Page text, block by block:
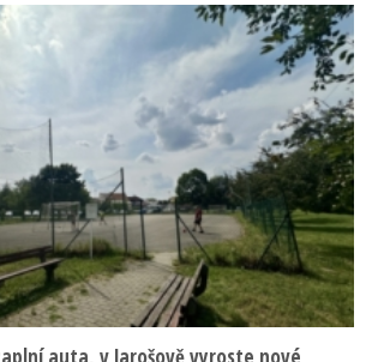
auta, v Jarošově vyroste nové